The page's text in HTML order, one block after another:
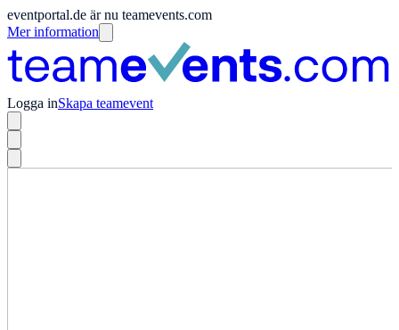
eventportal.de är nu teamevents.com
Mer information
Logga inSkapa teamevent